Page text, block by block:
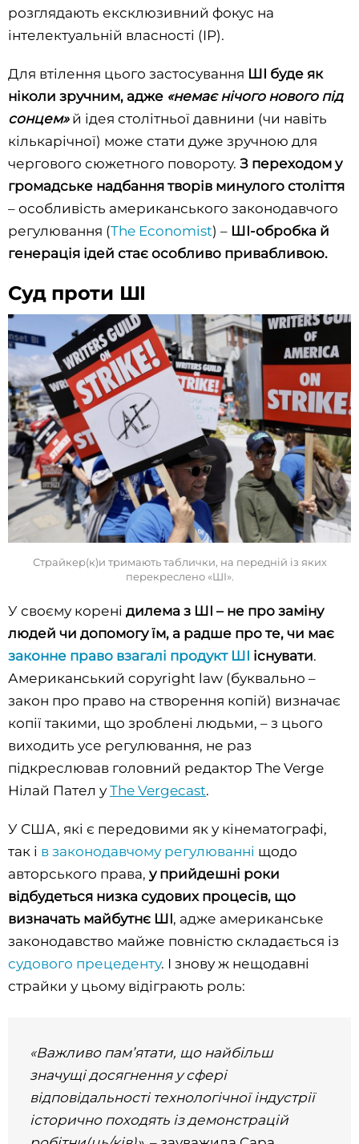
розглядають ексклюзивний фокус на
інтелектуальній власності (IP).
Для втілення цього застосування ШІ буде як
ніколи зручним, адже «немає нічого нового під
сонцем» й ідея столітньої давнини (чи навіть
кількарічної) може стати дуже зручною для
чергового сюжетного повороту. З переходом у
громадське надбання творів минулого століття
– особливість американського законодавчого
регулювання (The Economist) – ШІ-обробка й
генерація ідей стає особливо привабливою.
Суд проти ШІ
Страйкер(к)и тримають таблички, на передній із яких
перекреслено «ШІ».
У своєму корені дилема з ШІ – не про заміну
людей чи допомогу їм, а радше про те, чи має
законне право взагалі продукт ШІ існувати.
Американський copyright law (буквально –
закон про право на створення копій) визначає
копії такими, що зроблені людьми, – з цього
виходить усе регулювання, не раз
підкреслював головний редактор The Verge
Нілай Пател уThe Vergecast.
У США, які є передовими як у кінематографі,
так і в законодавчому регулюванні щодо
авторського права, у прийдешні роки
відбудеться низка судових процесів, що
визначать майбутнє ШІ, адже американське
законодавство майже повністю складається із
судового прецеденту. І знову ж нещодавні
страйки у цьому відіграють роль:
«Важливо памʼятати, що найбільш
значущі досягнення у сфері
відповідальності технологічної індустрії
історично походять із демонстрацій